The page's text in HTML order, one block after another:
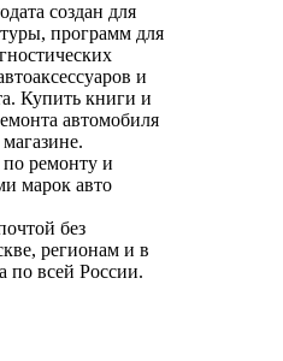
создан для
программ для
и
Купить книги и
автомобиля
по ремонту и
марок авто
без
регионам и в
по всей России.